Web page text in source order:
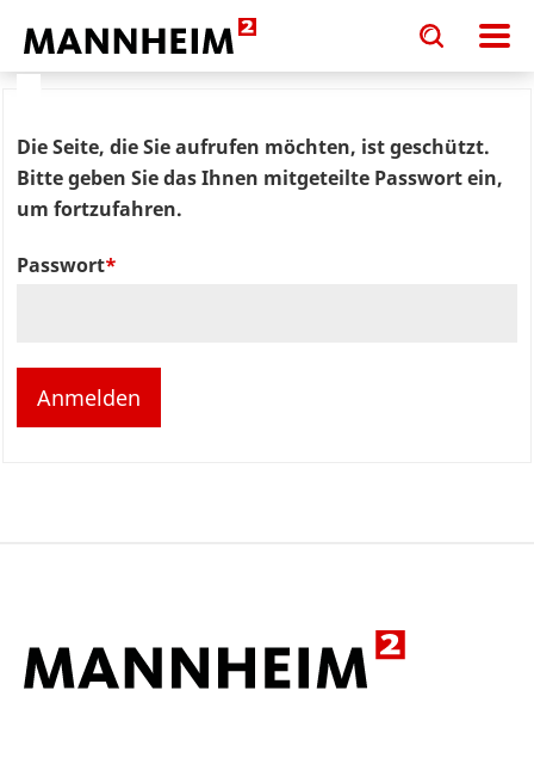
Toggle
search
input
Toggle
search
input
Die Seite, die Sie aufrufen möchten, ist geschützt.
Bitte geben Sie das Ihnen mitgeteilte Passwort ein,
um fortzufahren.
Passwort